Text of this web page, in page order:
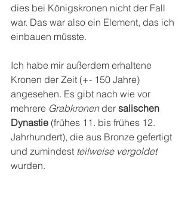
dies bei Königskronen nicht der Fall
war. Das war also ein Element, das ich
einbauen müsste.
Ich habe mir außerdem erhaltene
Kronen der Zeit (+- 150 Jahre)
angesehen. Es gibt nach wie vor
mehrere Grabkronen der salischen
Dynastie (frühes 11. bis frühes 12.
Jahrhundert), die aus Bronze gefertigt
und zumindest teilweise vergoldet
wurden.